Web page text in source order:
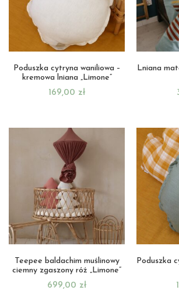
Poduszka cytryna waniliowa –
kremowa lniana „Limone”
169,00 zł
Lniana
Teepee baldachim muślinowy
ciemny zgaszony róż „Limone”
699,00 zł
Poduszka